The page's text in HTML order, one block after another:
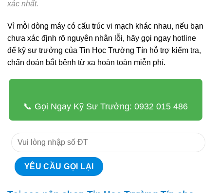
xác nhất.
Vì mỗi dòng máy có cấu trúc vi mạch khác nhau, nếu bạn
chưa xác định rõ nguyên nhân lỗi, hãy gọi ngay hotline
để kỹ sư trưởng của Tin Học Trường Tín hỗ trợ kiểm tra,
chẩn đoán bắt bệnh từ xa hoàn toàn miễn phí.
📞 Gọi Ngay Kỹ Sư Trưởng: 0932 015 486